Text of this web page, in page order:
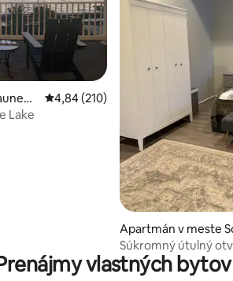
hodnotení: 140
Priemerné ohodnotenie 4,84 z 5,
4,84 (210)
Lake
Apartmán v meste
Súkromný útulný
štúdio
vlastných bytov